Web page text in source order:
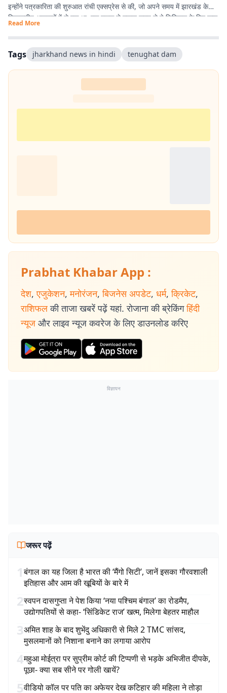
इन्होंने पत्रकारिता की शुरुआत रांची एक्सप्रेस से की, जो अपने समय में झारखंड के
विश्वसनीय अखबारों में से एक था. एक दशक से ज्यादा समय से ये डिजिटल के लिए काम
कर रहे हैं. झारखंड की खबरों के अलावा, समसामयिक विषयों के बारे में भी लिखने में रुचि
रखते हैं. विज्ञान और आधुनिक चिकित्सा के बारे में देखना, पढ़ना और नई जानकारियां
प्राप्त करना इन्हें पसंद है.
Read More
Tags jharkhand news in hindi tenughat dam
Prabhat Khabar App :
देश, एजुकेशन, मनोरंजन, बिजनेस अपडेट, धर्म, क्रिकेट,
राशिफल की ताजा खबरें पढ़ें यहां. रोजाना की ब्रेकिंग हिंदी
न्यूज और लाइव न्यूज कवरेज के लिए डाउनलोड करिए
विज्ञापन
जरूर पढ़ें
1बंगाल का यह जिला है भारत की ‘मैंगो सिटी’, जानें इसका गौरवशाली
इतिहास और आम की खूबियों के बारे में
2स्वपन दासगुप्ता ने पेश किया ‘नया पश्चिम बंगाल’ का रोडमैप,
उद्योगपतियों से कहा- ‘सिंडिकेट राज’ खत्म, मिलेगा बेहतर माहौल
3अमित शाह के बाद शुभेंदु अधिकारी से मिले 2 TMC सांसद,
मुसलमानों को निशाना बनाने का लगाया आरोप
4महुआ मोईत्रा पर सुप्रीम कोर्ट की टिप्पणी से भड़के अभिजीत दीपके,
पूछा- क्या सब सीने पर गोली खायें?
5वीडियो कॉल पर पति का अफेयर देख कटिहार की महिला ने तोड़ा